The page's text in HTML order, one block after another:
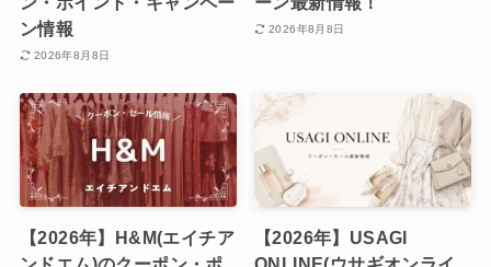
ン情報
2026年8月8日
2026年8月8日
【2026年】H&M(エイチア
【2026年】USAGI